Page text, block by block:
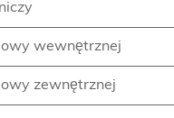
wewnętrznej
zewnętrznej